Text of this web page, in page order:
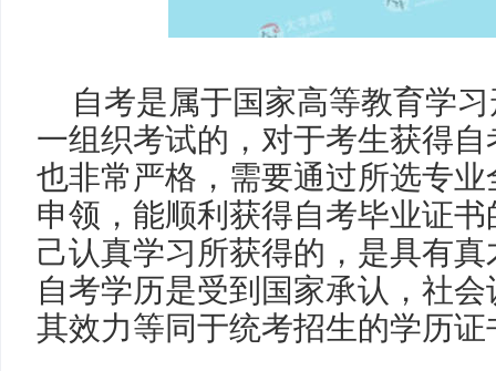
自考是属于国家高等教育学
一组织考试的，对于考生获得
也非常严格，需要通过所选专
申领，能顺利获得自考毕业证
己认真学习所获得的，是具有
自考学历是受到国家承认，社
其效力等同于统考招生的学历证